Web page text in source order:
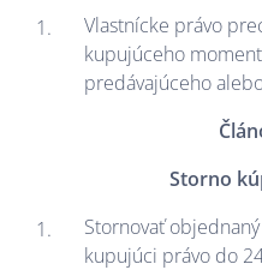
Vlastnícke právo
kupujúceho
predávajúceho
Storno
Stornovať
kupujúci právo do